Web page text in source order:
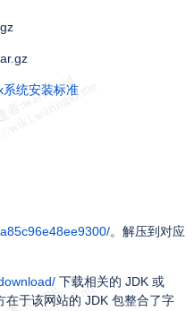
统安装标准
。 解压到对应
下载相关的 JDK 或
于该网站的 JDK 包整合了字